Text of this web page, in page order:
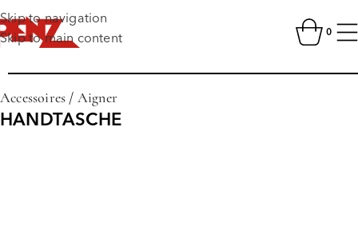
Skip to navigation
Skip to main content
0
Accessoires / Aigner
HANDTASCHE